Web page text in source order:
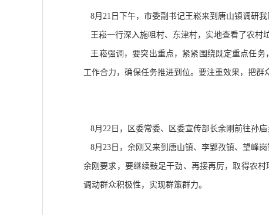
8月21日下午，市委副书记王崧来到唐山镇调研
王崧一行深入施咀村、东津村，实地查看了农村
王崧强调，要突出重点，紧紧围绕既定重点任务
工作合力，确保任务推进到位。要注重效果，把
8月22日，区委常委、区委宣传部长余刚前往孙
8月23日，余刚又来到唐山镇、李郢孜镇、望峰岗
余刚要求，要继续鼓足干劲、再接再厉，取得农
调动群众积极性，实现群策群力。